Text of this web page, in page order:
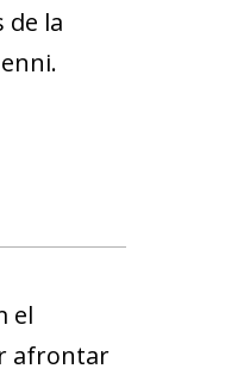
de la
el
afrontar